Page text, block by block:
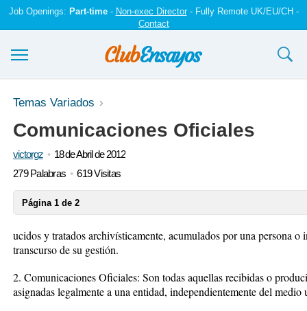
Job Openings: Part-time- Non-exec Director- Fully Remote UK/EU/CH -
Contact
Ensayos y trabajos
Registrarse
Iniciar sesión
Temas Variados
Comunicaciones Oficiales
victorgz
18 de Abril de 2012
279 Palabras
619 Visitas
Página 1 de 2
ucidos y tratados archivísticamente, acumulados por una persona
transcurso de su gestión.
2. Comunicaciones Oficiales: Son todas aquellas recibidas o
asignadas legalmente a una entidad, independientemente del medio